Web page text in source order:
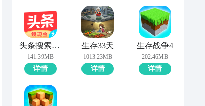
头条搜索极速版
141.39MB
详情
生存33天
1013.23MB
详情
生存战争4
202.46MB
详情